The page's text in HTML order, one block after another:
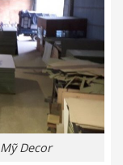
Decor